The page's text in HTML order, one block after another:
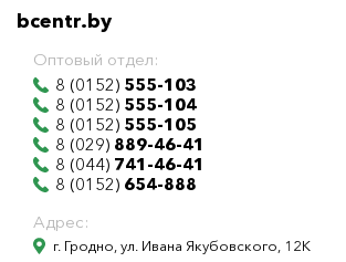
bcentr.by
Оптовый отдел:
8 (0152) 555-103
8 (0152) 555-104
8 (0152) 555-105
8 (029) 889-46-41
8 (044) 741-46-41
8 (0152) 654-888
Адрес:
г. Гродно, ул. Ивана Якубовского, 12К